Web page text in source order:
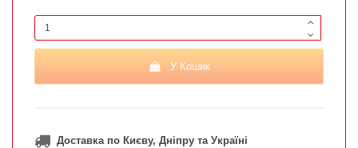
У Кошик
Доставка по Києву, Дніпру та Україні